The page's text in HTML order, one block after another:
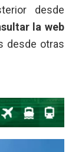
desde
la web
desde otras